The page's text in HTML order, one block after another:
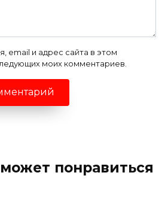
email и адрес сайта в этом
моих комментариев.
понравиться